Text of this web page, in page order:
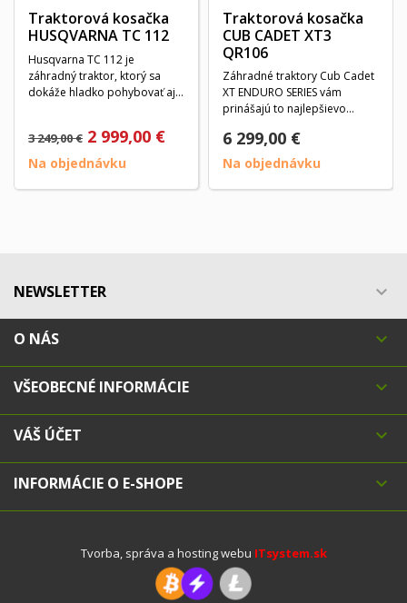
Traktorová kosačka
HUSQVARNA TC 112
Husqvarna TC 112 je
záhradný traktor, ktorý sa
dokáže hladko pohybovať aj v
3 249,00 € 2 999,00 €
Na objednávku
Traktorová kosačka
CUB CADET XT3
QR106
Záhradné traktory Cub Cadet
XT ENDURO SERIES vám
prinášajú to najlepšievo
6 299,00 €
Na objednávku
NEWSLETTER 
O NÁS 
VŠEOBECNÉ INFORMÁCIE 
VÁŠ ÚČET 
INFORMÁCIE O E-SHOPE 
Tvorba, správa a hosting webu ITsystem.sk